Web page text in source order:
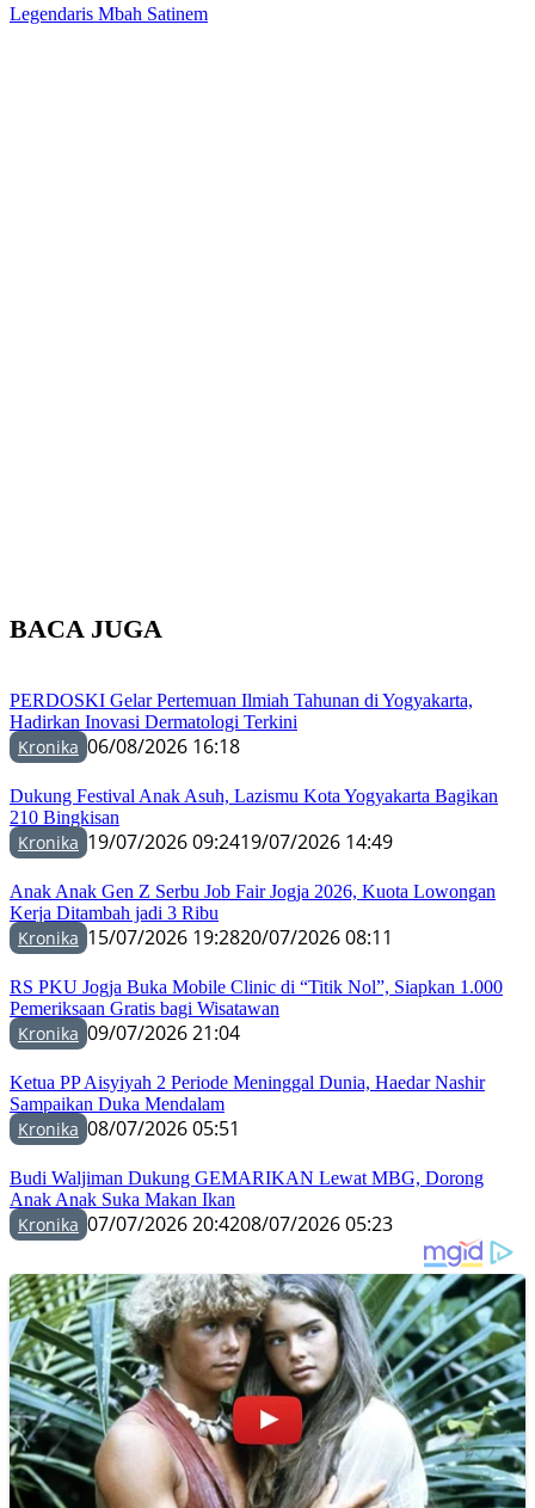
Legendaris Mbah Satinem
BACA JUGA
PERDOSKI Gelar Pertemuan Ilmiah Tahunan di Yogyakarta,
Hadirkan Inovasi Dermatologi Terkini
Kronika 06/08/2026 16:18
Dukung Festival Anak Asuh, Lazismu Kota Yogyakarta Bagikan
210 Bingkisan
Kronika 19/07/2026 09:2419/07/2026 14:49
Anak Anak Gen Z Serbu Job Fair Jogja 2026, Kuota Lowongan
Kerja Ditambah jadi 3 Ribu
Kronika 15/07/2026 19:2820/07/2026 08:11
RS PKU Jogja Buka Mobile Clinic di “Titik Nol”, Siapkan 1.000
Pemeriksaan Gratis bagi Wisatawan
Kronika 09/07/2026 21:04
Ketua PP Aisyiyah 2 Periode Meninggal Dunia, Haedar Nashir
Sampaikan Duka Mendalam
Kronika 08/07/2026 05:51
Budi Waljiman Dukung GEMARIKAN Lewat MBG, Dorong
Anak Anak Suka Makan Ikan
Kronika 07/07/2026 20:4208/07/2026 05:23